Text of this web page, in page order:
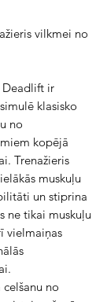
vilkmei no
Deadlift ir
klasisko
no
kopējā
Trenažieris
muskuļu
un stiprina
ne tikai muskuļu
vielmaiņas
no